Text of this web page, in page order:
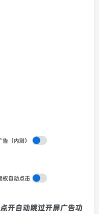
点开自动跳过开屏广告功